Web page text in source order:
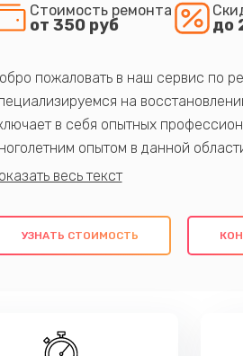
Стоимость ремонта
от 350 руб до
пожаловать в наш сервис по
на
в себя опытных
опытом в данной
ремонт с
надежное и
наилучшим образом. Не
УЗНАТЬ СТОИМОСТЬ